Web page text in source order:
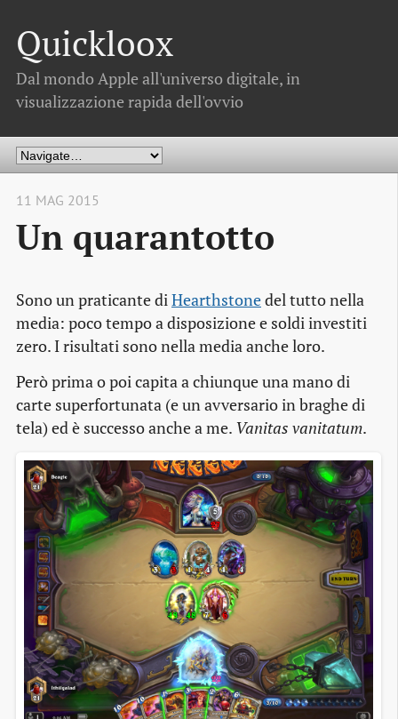
Quickloox
Dal mondo Apple all'universo digitale, in
visualizzazione rapida dell'ovvio
11 MAG 2015
Un quarantotto
Sono un praticante diHearthstonedel tutto nella
media: poco tempo a disposizione e soldi investiti
zero. I risultati sono nella media anche loro.
Però prima o poi capita a chiunque una mano di
carte superfortunata (e un avversario in braghe di
tela) ed è successo anche a me. Vanitas vanitatum.